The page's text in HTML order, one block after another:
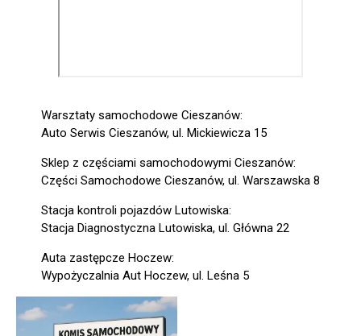
Warsztaty samochodowe Cieszanów:
Auto Serwis Cieszanów, ul. Mickiewicza 15
Sklep z częściami samochodowymi Cieszanów:
Części Samochodowe Cieszanów, ul. Warszawska 8
Stacja kontroli pojazdów Lutowiska:
Stacja Diagnostyczna Lutowiska, ul. Główna 22
Auta zastępcze Hoczew:
Wypożyczalnia Aut Hoczew, ul. Leśna 5